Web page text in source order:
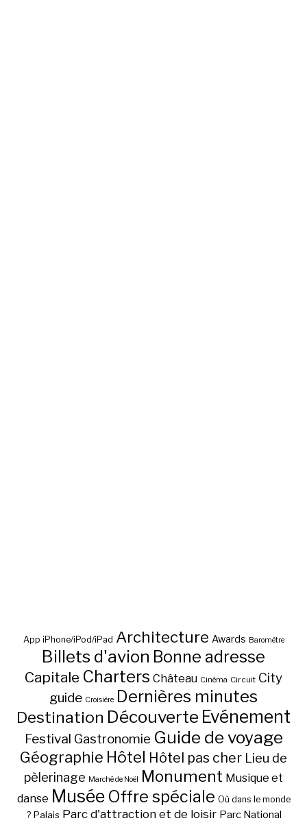
App iPhone/iPod/iPad Architecture Awards Baromètre
Billets d'avion Bonne adresse
Capitale Charters Château Cinéma Circuit City
guide Croisière Dernières minutes
Destination Découverte Evénement
Festival Gastronomie Guide de voyage
Géographie Hôtel Hôtel pas cher Lieu de
pèlerinage Marché de Noël Monument Musique et
danse Musée Offre spéciale Où dans le monde
? Palais Parc d'attraction et de loisir Parc National